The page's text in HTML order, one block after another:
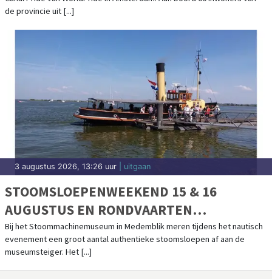
de provincie uit [...]
3 augustus 2026, 13:26 uur | uitgaan
STOOMSLOEPENWEEKEND 15 & 16
AUGUSTUS EN RONDVAARTEN
IJSSELMEER
Bij het Stoommachinemuseum in Medemblik meren tijdens het nautisch
evenement een groot aantal authentieke stoomsloepen af aan de
museumsteiger. Het [...]